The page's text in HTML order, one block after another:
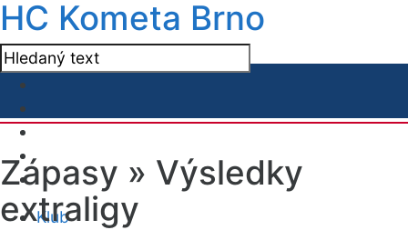
HC Kometa Brno
Klub
Zápasy » Výsledky
extraligy